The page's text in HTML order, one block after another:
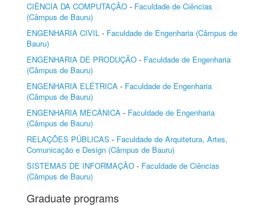
CIÊNCIA DA COMPUTAÇÃO - Faculdade de Ciências
(Câmpus de Bauru)
ENGENHARIA CIVIL - Faculdade de Engenharia (Câmpus de
Bauru)
ENGENHARIA DE PRODUÇÃO - Faculdade de Engenharia
(Câmpus de Bauru)
ENGENHARIA ELÉTRICA - Faculdade de Engenharia
(Câmpus de Bauru)
ENGENHARIA MECÂNICA - Faculdade de Engenharia
(Câmpus de Bauru)
RELAÇÕES PÚBLICAS - Faculdade de Arquitetura, Artes,
Comunicação e Design (Câmpus de Bauru)
SISTEMAS DE INFORMAÇÃO - Faculdade de Ciências
(Câmpus de Bauru)
Graduate programs